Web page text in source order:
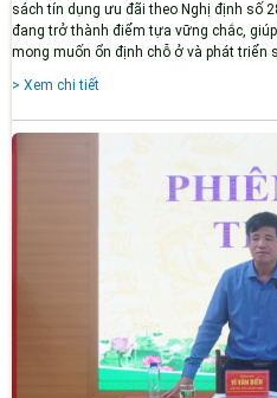
sách tín dụng ưu đãi theo Nghị định số
đang trở thành điểm tựa vững chắc,
mong muốn ổn định chỗ ở và phát triển
> Xem chi tiết